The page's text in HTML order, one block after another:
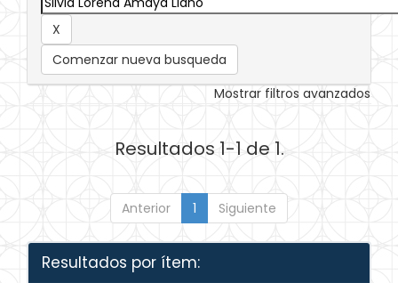
Comenzar nueva busqueda
Mostrar filtros avanzados
Resultados 1-1 de 1.
Anterior 1 Siguiente
Resultados por ítem: